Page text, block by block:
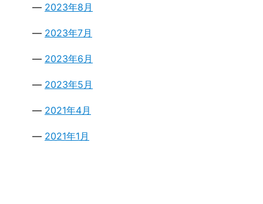
2023年8月
2023年7月
2023年6月
2023年5月
2021年4月
2021年1月